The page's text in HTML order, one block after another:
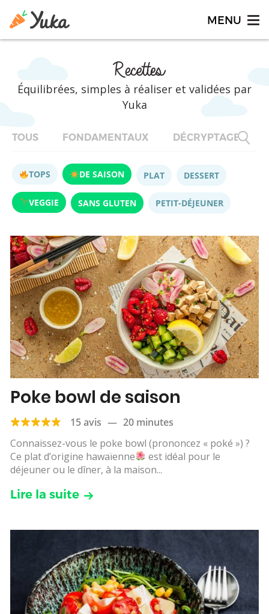
Recettes
Équilibrées, simples à réaliser et validées par
Yuka
TOUS FONDAMENTAUX DÉCRYPTAGES
TOPS DE SAISON PLAT DESSERT
VEGGIE SANS GLUTEN PETIT-DÉJEUNER
Poke bowl de saison
15 avis — 20 minutes
Connaissez-vous le poke bowl (prononcez « poké ») ?
Ce plat d’origine hawaïenne
est idéal pour le
déjeuner ou le dîner, à la maison...
Lire la suite